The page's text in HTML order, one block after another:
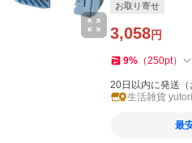
お取り寄せ
3,058円
9% （250pt）
20日以内に発送（
生活雑貨
最